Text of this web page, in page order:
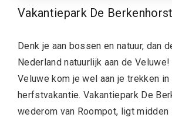
Vakantiepark De Berkenhorst
Denk je aan bossen en natuur, dan
Nederland natuurlijk aan de
Veluwe kom je wel aan je trekken in
herfstvakantie. Vakantiepark De
wederom van Roompot, ligt midden